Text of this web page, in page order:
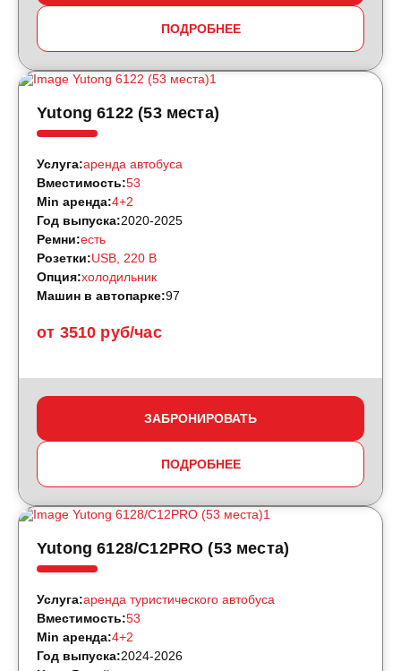
ПОДРОБНЕЕ
Yutong 6122 (53 места)
от 3510 руб/час
Услуга:аренда автобуса
Вместимость:53
Min аренда:4+2
Год выпуска:2020-2025
Ремни:есть
Розетки:USB, 220 B
Опция:холодильник
Машин в автопарке:97
ЗАБРОНИРОВАТЬ
ПОДРОБНЕЕ
Yutong 6128/C12PRO (53 места)
Услуга:аренда туристического автобуса
Вместимость:53
Min аренда:4+2
Год выпуска:2024-2026